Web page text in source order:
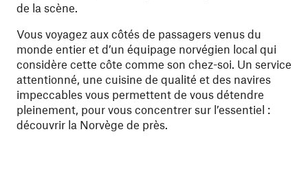
de la scène.
Vous voyagez aux côtés de passagers venus du
monde entier et d’un équipage norvégien local qui
considère cette côte comme son chez-soi. Un service
attentionné, une cuisine de qualité et des navires
impeccables vous permettent de vous détendre
pleinement, pour vous concentrer sur l’essentiel :
découvrir la Norvège de près.